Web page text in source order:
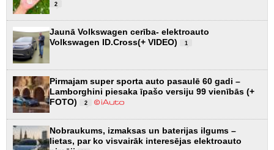
2
Jaunā Volkswagen cerība- elektroauto
Volkswagen ID.Cross(+ VIDEO)
1
Pirmajam super sporta auto pasaulē 60 gadi –
Lamborghini piesaka īpašo versiju 99 vienībās (+
FOTO)
2
Nobraukums, izmaksas un baterijas ilgums –
lietas, par ko visvairāk interesējas elektroauto